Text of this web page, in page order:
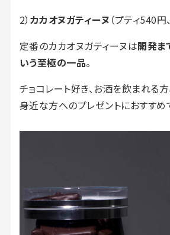
2） カカオヌガティーヌ （プティ540円
定番のカカオヌガティーヌは開発ま
いう至極の一品。
チョコレート好き、お酒を飲まれる
身近な方へのプレゼントにおすすめ